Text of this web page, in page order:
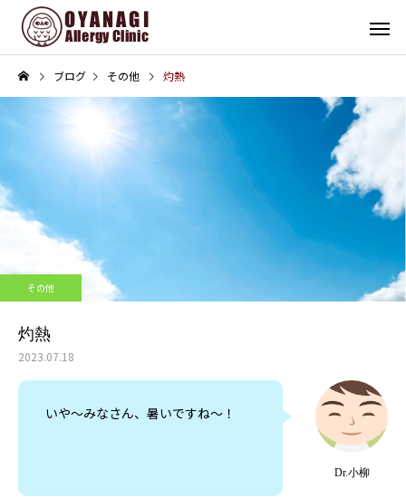
子宮頸がん予防接種（HPV
ワクチン）を開始します
インフォメーション
ブログ その他 灼熱
その他
灼熱
2023.07.18
Dr.小柳
いや〜みなさん、暑いですね〜！